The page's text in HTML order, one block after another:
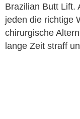
Brazilian Butt Lift.
jeden die richtige
chirurgische
lange Zeit straff